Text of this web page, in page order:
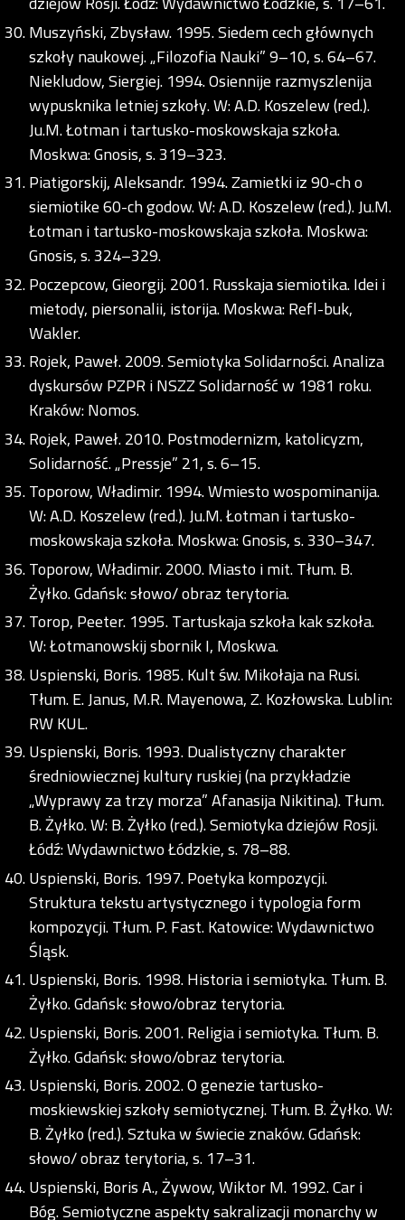
Muszyński, Zbysław. 1995. Siedem cech głównych
szkoły naukowej. „Filozofia Nauki” 9–10, s. 64–67.
Niekludow, Siergiej. 1994. Osiennije razmyszlenija
wypusknika letniej szkoły. W: A.D. Koszelew (red.).
Ju.M. Łotman i tartusko-moskowskaja szkoła.
Moskwa: Gnosis, s. 319–323.
Piatigorskij, Aleksandr. 1994. Zamietki iz 90-ch o
siemiotike 60-ch godow. W: A.D. Koszelew (red.). Ju.M.
Łotman i tartusko-moskowskaja szkoła. Moskwa:
Gnosis, s. 324–329.
Poczepcow, Gieorgij. 2001. Russkaja siemiotika. Idei i
mietody, piersonalii, istorija. Moskwa: Refl-buk,
Wakler.
Rojek, Paweł. 2009. Semiotyka Solidarności. Analiza
dyskursów PZPR i NSZZ Solidarność w 1981 roku.
Kraków: Nomos.
Rojek, Paweł. 2010. Postmodernizm, katolicyzm,
Solidarność. „Pressje” 21, s. 6–15.
Toporow, Władimir. 1994. Wmiesto wospominanija.
W: A.D. Koszelew (red.). Ju.M. Łotman i tartusko-
moskowskaja szkoła. Moskwa: Gnosis, s. 330–347.
Toporow, Władimir. 2000. Miasto i mit. Tłum. B.
Żyłko. Gdańsk: słowo/ obraz terytoria.
Torop, Peeter. 1995. Tartuskaja szkoła kak szkoła.
W: Łotmanowskij sbornik I, Moskwa.
Uspienski, Boris. 1985. Kult św. Mikołaja na Rusi.
Tłum. E. Janus, M.R. Mayenowa, Z. Kozłowska. Lublin:
RW KUL.
Uspienski, Boris. 1993. Dualistyczny charakter
średniowiecznej kultury ruskiej (na przykładzie
„Wyprawy za trzy morza” Afanasija Nikitina). Tłum.
B. Żyłko. W: B. Żyłko (red.). Semiotyka dziejów Rosji.
Łódź: Wydawnictwo Łódzkie, s. 78–88.
Uspienski, Boris. 1997. Poetyka kompozycji.
Struktura tekstu artystycznego i typologia form
kompozycji. Tłum. P. Fast. Katowice: Wydawnictwo
Śląsk.
Uspienski, Boris. 1998. Historia i semiotyka. Tłum. B.
Żyłko. Gdańsk: słowo/obraz terytoria.
Uspienski, Boris. 2001. Religia i semiotyka. Tłum. B.
Żyłko. Gdańsk: słowo/obraz terytoria.
Uspienski, Boris. 2002. O genezie tartusko-
moskiewskiej szkoły semiotycznej. Tłum. B. Żyłko. W:
B. Żyłko (red.). Sztuka w świecie znaków. Gdańsk:
słowo/ obraz terytoria, s. 17–31.
Uspienski, Boris A., Żywow, Wiktor M. 1992. Car i
Bóg. Semiotyczne aspekty sakralizacji monarchy w